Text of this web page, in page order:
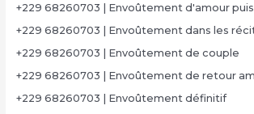
+229 68260703 | Envoûtement d'amour
+229 68260703 | Envoûtement dans les
+229 68260703 | Envoûtement de couple
+229 68260703 | Envoûtement de retour
+229 68260703 | Envoûtement définitif